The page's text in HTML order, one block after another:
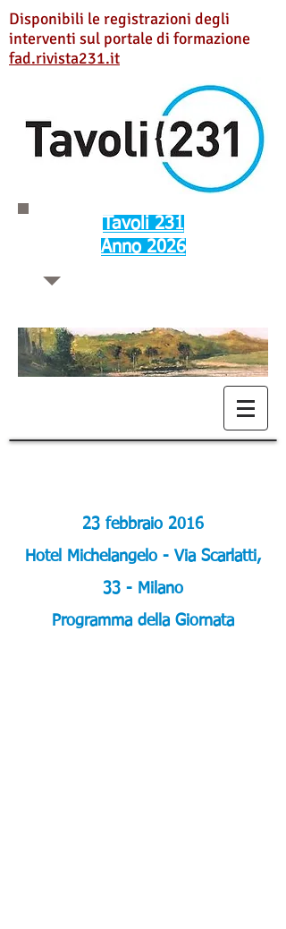
Disponibili le registrazioni degli
interventi sul portale di formazione
fad.rivista231.it
Tavoli 231
Anno 2026
23 febbraio 2016
Hotel Michelangelo - Via Scarlatti,
33 - Milano
Programma della Giornata